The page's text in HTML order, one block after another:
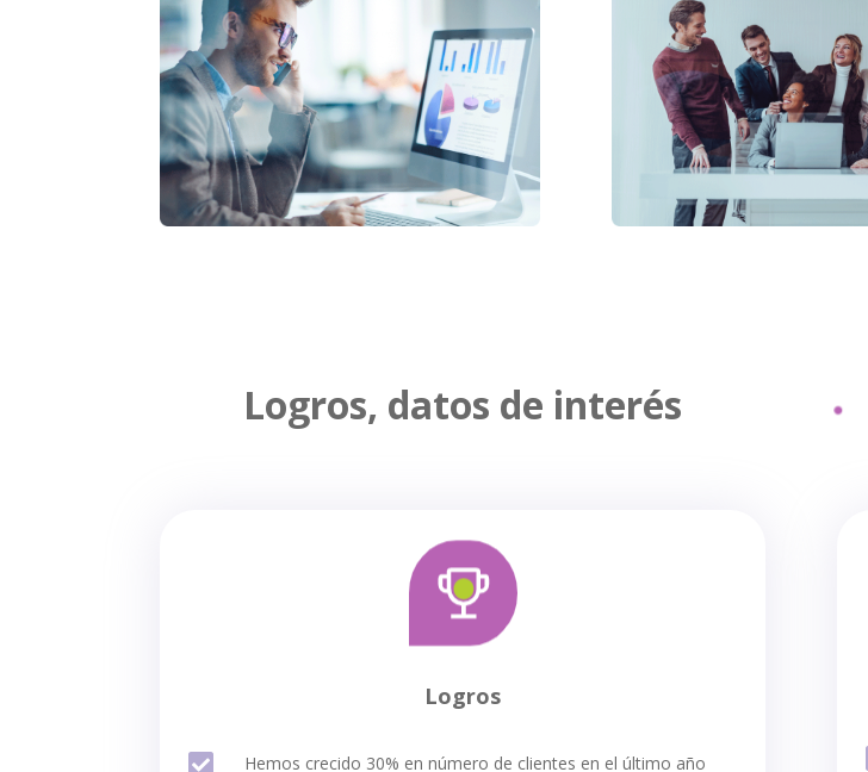
Logros, datos de interés
Logros
 Hemos crecido 30% en número de clientes en el último año